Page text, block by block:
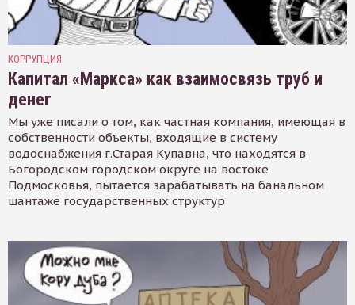
КОРРУПЦИЯ
Капитал «Маркса» как взаимосвязь труб и
денег
Мы уже писали о том, как частная компания, имеющая в
собственности объекты, входящие в систему
водоснабжения г.Старая Купавна, что находятся в
Богородском городском округе на востоке
Подмосковья, пытается зарабатывать на банальном
шантаже государственных структур